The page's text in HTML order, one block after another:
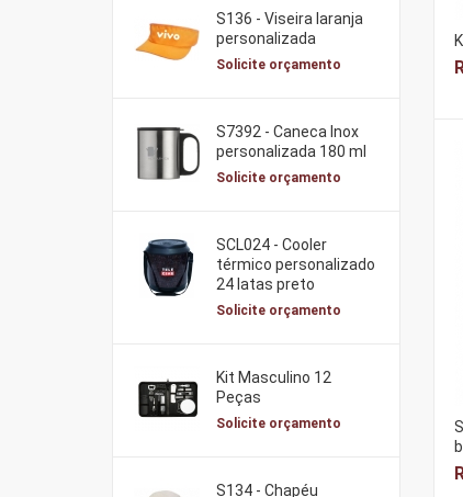
S136 - Viseira laranja
personalizada
Solicite orçamento
S7392 - Caneca Inox
personalizada 180 ml
Solicite orçamento
SCL024 - Cooler
térmico personalizado
24 latas preto
Solicite orçamento
Kit Masculino 12
Peças
Solicite orçamento
S134 - Chapéu